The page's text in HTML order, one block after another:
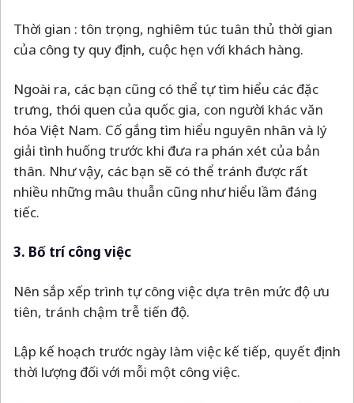
Thời gian : tôn trọng, nghiêm túc tuân thủ thời gian
của công ty quy định, cuộc hẹn với khách hàng.
Ngoài ra, các bạn cũng có thể tự tìm hiểu các đặc
trưng, thói quen của quốc gia, con người khác văn
hóa Việt Nam. Cố gắng tìm hiểu nguyên nhân và lý
giải tình huống trước khi đưa ra phán xét của bản
thân. Như vậy, các bạn sẽ có thể tránh được rất
nhiều những mâu thuẫn cũng như hiểu lầm đáng
tiếc.
3. Bố trí công việc
Nên sắp xếp trình tự công việc dựa trên mức độ ưu
tiên, tránh chậm trễ tiến độ.
Lập kế hoạch trước ngày làm việc kế tiếp, quyết định
thời lượng đối với mỗi một công việc.